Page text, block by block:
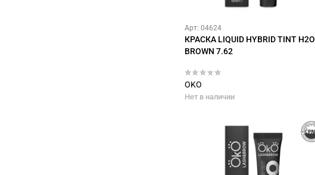
Арт: 04624
КРАСКА LIQUID HYBRID TINT H2O
BROWN 7.62
OKO
Нет в наличии